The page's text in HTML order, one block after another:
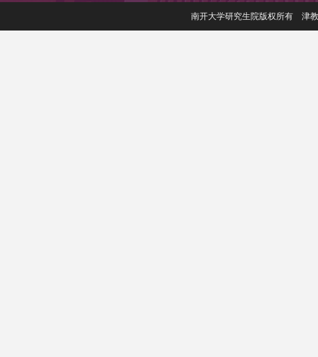
南开大学研究生院版权所有 津